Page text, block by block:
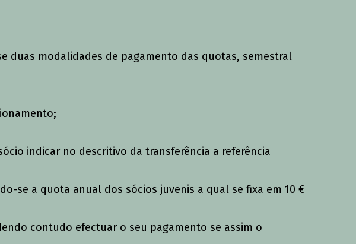
duas modalidades de pagamento das quotas, semestral
indicar no descritivo da transferência a referência
se a quota anual dos sócios juvenis a qual se fixa em 10 €
contudo efectuar o seu pagamento se assim o